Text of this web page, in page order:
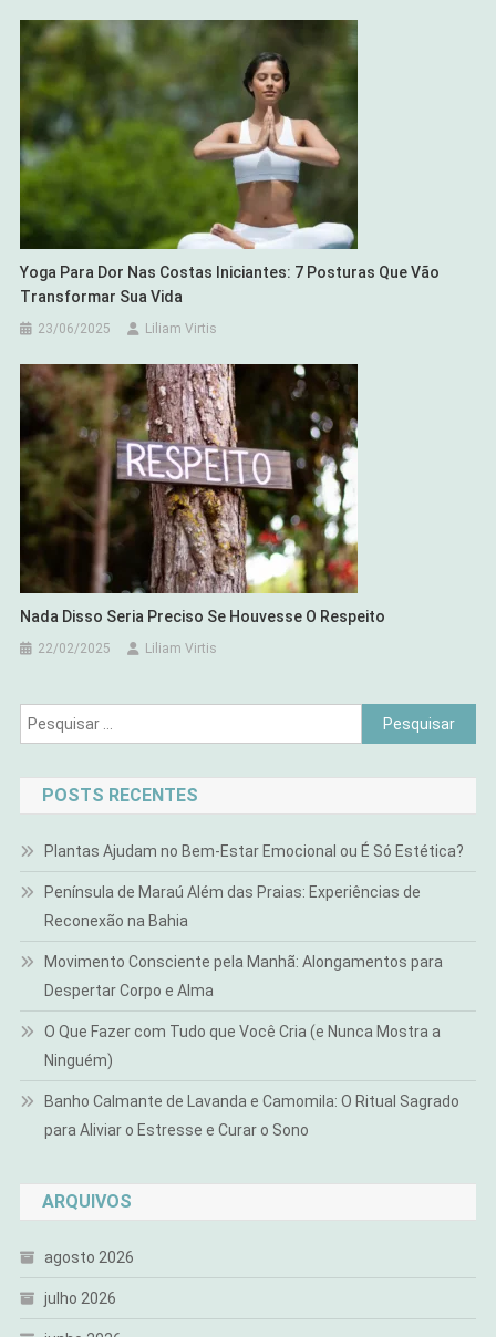
Yoga Para Dor Nas Costas Iniciantes: 7 Posturas Que Vão
Transformar Sua Vida
23/06/2025 Liliam Virtis
Nada Disso Seria Preciso Se Houvesse O Respeito
22/02/2025 Liliam Virtis
Pesquisar
por:
POSTS RECENTES
Plantas Ajudam no Bem-Estar Emocional ou É Só Estética?
Península de Maraú Além das Praias: Experiências de
Reconexão na Bahia
Movimento Consciente pela Manhã: Alongamentos para
Despertar Corpo e Alma
O Que Fazer com Tudo que Você Cria (e Nunca Mostra a
Ninguém)
Banho Calmante de Lavanda e Camomila: O Ritual Sagrado
para Aliviar o Estresse e Curar o Sono
ARQUIVOS
agosto 2026
julho 2026